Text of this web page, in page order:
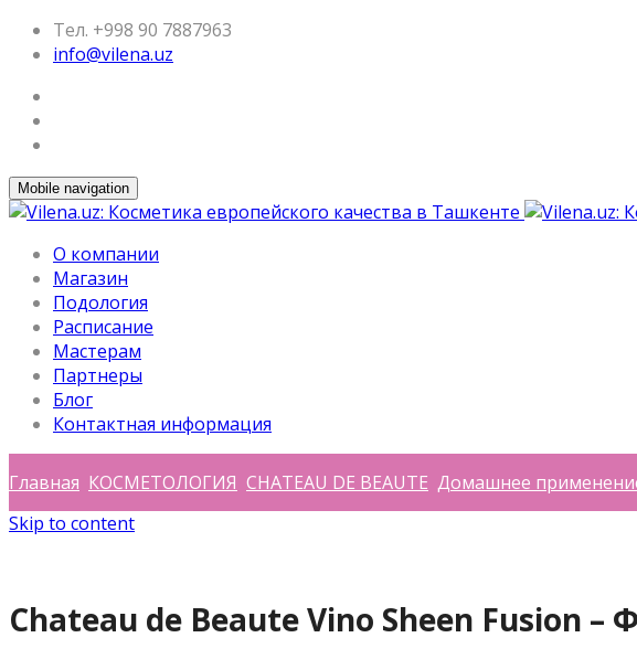
Тел. +998 90 7887963
info@vilena.uz
Mobile navigation
О компании
Магазин
Подология
Расписание
Мастерам
Партнеры
Блог
Контактная информация
Главная КОСМЕТОЛОГИЯ CHATEAU DE BEAUTE Домашнее
Skip to content
Chateau de Beaute Vino Sheen Fusion